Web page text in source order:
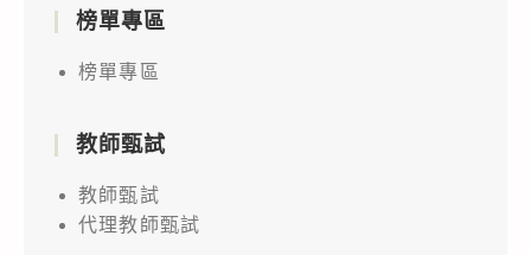
榜單專區
榜單專區
教師甄試
教師甄試
代理教師甄試